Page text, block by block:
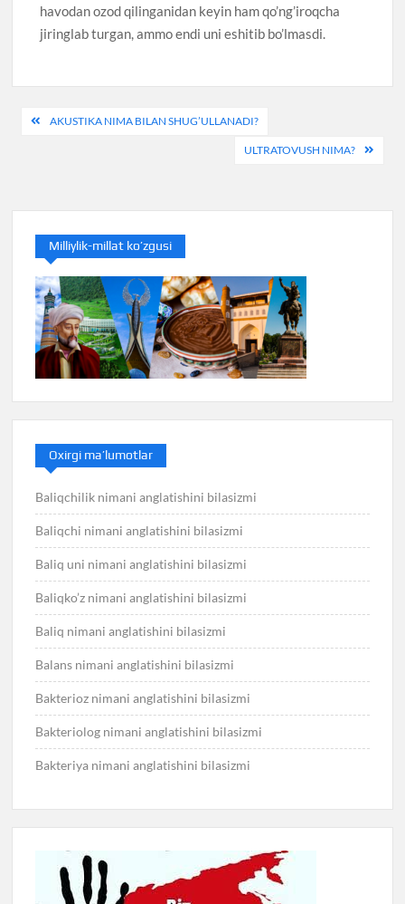
havodan ozod qilinganidan keyin ham qo’ng’iroqcha
jiringlab turgan, ammo endi uni eshitib bo’lmasdi.
PostAKUSTIKA NIMA BILAN SHUG’ULLANADI?
ULTRATOVUSH NIMA?
Milliylik-millat ko’zgusi
Oxirgi ma’lumotlar
Baliqchilik nimani anglatishini bilasizmi
Baliqchi nimani anglatishini bilasizmi
Baliq uni nimani anglatishini bilasizmi
Baliqko’z nimani anglatishini bilasizmi
Baliq nimani anglatishini bilasizmi
Balans nimani anglatishini bilasizmi
Bakterioz nimani anglatishini bilasizmi
Bakteriolog nimani anglatishini bilasizmi
Bakteriya nimani anglatishini bilasizmi